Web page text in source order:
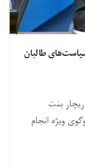
طالبان
بنت
ویژه انجام